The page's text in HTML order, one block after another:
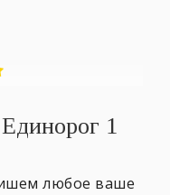
1
любое ваше